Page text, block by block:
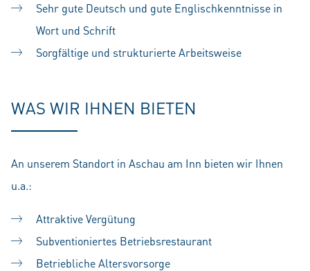
Sehr gute Deutsch und gute Englischkenntnisse in
Wort und Schrift
Sorgfältige und strukturierte Arbeitsweise
WAS WIR IHNEN BIETEN
An unserem Standort in Aschau am Inn bieten wir Ihnen
u.a.:
Attraktive Vergütung
Subventioniertes Betriebsrestaurant
Betriebliche Altersvorsorge